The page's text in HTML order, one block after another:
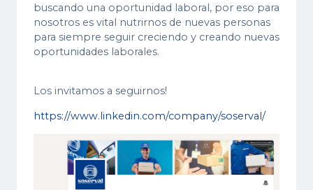
buscando una oportunidad laboral, por eso para
nosotros es vital nutrirnos de nuevas personas
para siempre seguir creciendo y creando nuevas
oportunidades laborales.
Los invitamos a seguirnos!
https://www.linkedin.com/company/soserval/